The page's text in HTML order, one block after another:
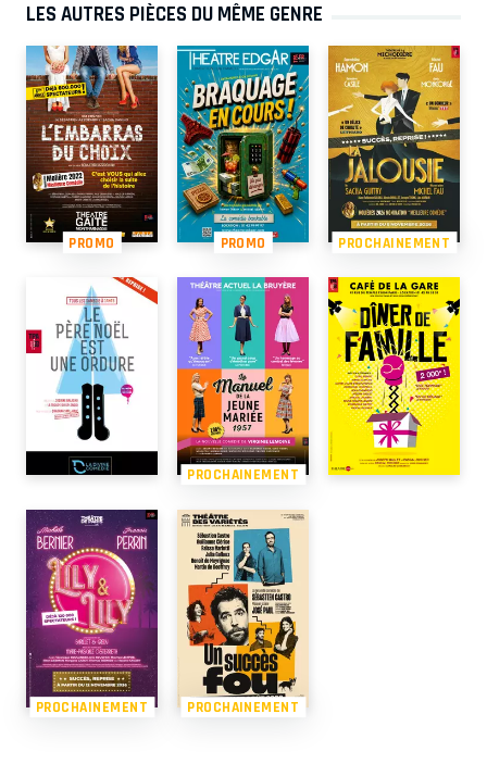
LES AUTRES PIÈCES DU MÊME GENRE
PROMO PROMO PROCHAINEMENT
PROCHAINEMENT
PROCHAINEMENT PROCHAINEMENT